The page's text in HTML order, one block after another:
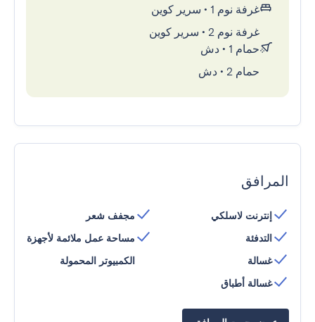
غرفة نوم 1
• سرير كوين
غرفة نوم 2
• سرير كوين
حمام 1
• دش
حمام 2
• دش
المرافق
إنترنت لاسلكي
التدفئة
غسالة
غسالة أطباق
مجفف شعر
مساحة عمل ملائمة لأجهزة
الكمبيوتر المحمولة